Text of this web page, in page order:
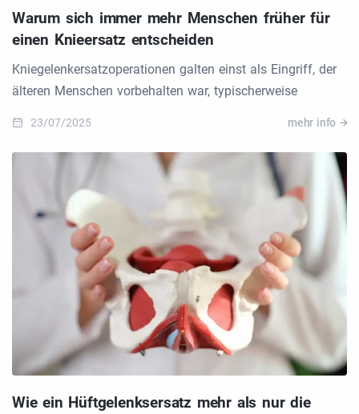
Warum sich immer mehr Menschen früher für
einen Knieersatz entscheiden
Kniegelenkersatzoperationen galten einst als Eingriff, der
älteren Menschen vorbehalten war, typischerweise
23/07/2025 mehr info
Wie ein Hüftgelenksersatz mehr als nur die